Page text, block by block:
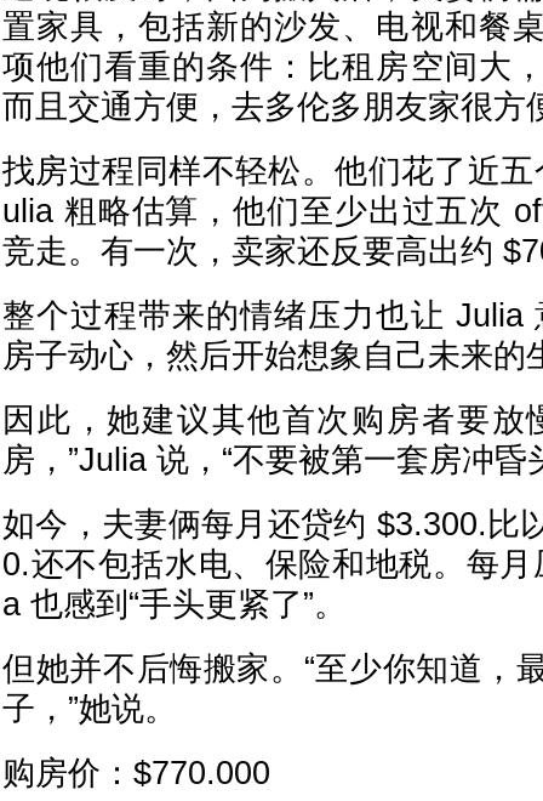
置家具，包括新的沙发、电视和餐
项他们看重的条件：比租房空间大
而且交通方便，去多伦多朋友家很方
找房过程同样不轻松。他们花了近
ulia 粗略估算，他们至少出过五次
竞走。有一次，卖家还反要高出约
整个过程带来的情绪压力也让 Julia
房子动心，然后开始想象自己未来的
因此，她建议其他首次购房者要放
房，”Julia 说，“不要被第一套房冲昏
如今，夫妻俩每月还贷约 $3.300.比
0.还不包括水电、保险和地税。每
a 也感到“手头更紧了”。
但她并不后悔搬家。“至少你知道，
子，”她说。
购房价：$770.000